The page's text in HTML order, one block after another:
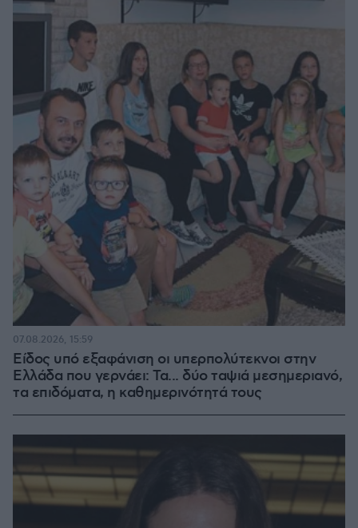
Είδος υπό εξαφάνιση οι υπερπολύτεκνοι στην
Ελλάδα που γερνάει: Τα... δύο ταψιά μεσημεριανό,
τα επιδόματα, η καθημερινότητά τους
07.08.2026, 15:59